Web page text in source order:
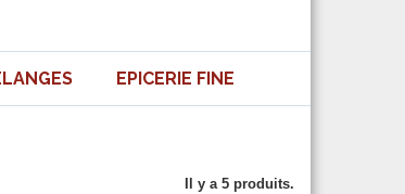
EPICERIE FINE
Il y a 5 produits.